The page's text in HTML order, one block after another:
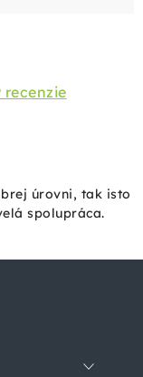
úrovni, tak isto
spolupráca.